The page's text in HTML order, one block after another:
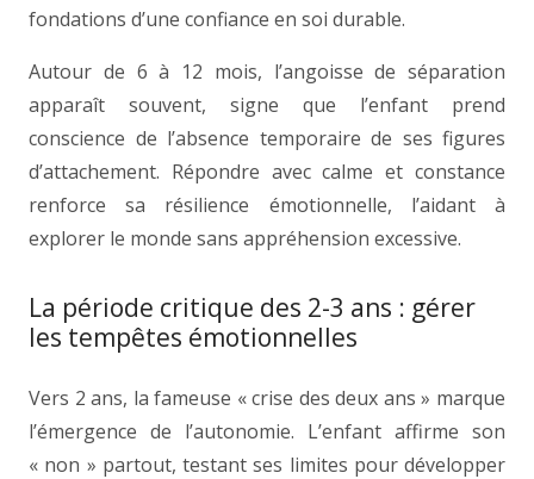
fondations d’une confiance en soi durable.
Autour de 6 à 12 mois, l’angoisse de séparation
apparaît souvent, signe que l’enfant prend
conscience de l’absence temporaire de ses figures
d’attachement. Répondre avec calme et constance
renforce sa résilience émotionnelle, l’aidant à
explorer le monde sans appréhension excessive.
La période critique des 2-3 ans : gérer
les tempêtes émotionnelles
Vers 2 ans, la fameuse « crise des deux ans » marque
l’émergence de l’autonomie. L’enfant affirme son
« non » partout, testant ses limites pour développer